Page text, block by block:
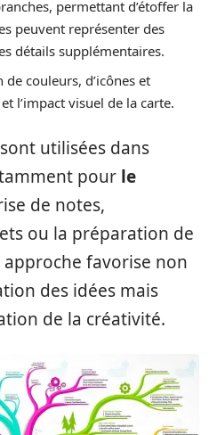
permettant d’étoffer la
peuvent représenter des
détails supplémentaires.
de couleurs, d’icônes et
l’impact visuel de la carte.
utilisées dans
pour le
de notes,
ou la préparation de
favorise non
des idées mais
de la créativité.